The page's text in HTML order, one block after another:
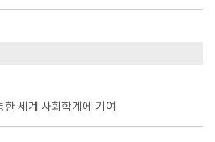
한 세계 사회학계에 기여